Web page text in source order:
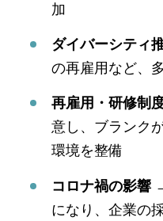
加
ダイバーシティ
の再雇用など、
再雇用・研修制
意し、ブランク
環境を整備
コロナ禍の影響
になり、企業の